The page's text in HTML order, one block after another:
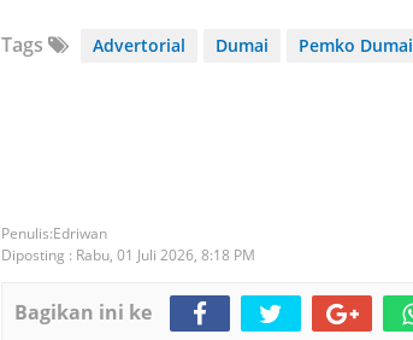
Tags Advertorial Dumai Pemko Dumai
Edriwan
Diposting : Rabu, 01 Juli 2026, 8:18 PM
Bagikan ini ke